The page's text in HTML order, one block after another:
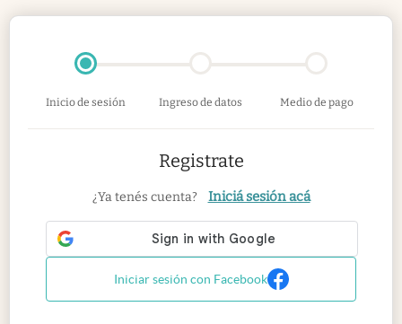
Inicio de sesión Ingreso de datos Medio de pago
Registrate
¿Ya tenés cuenta? Iniciá sesión acá
Iniciar sesión con Facebook